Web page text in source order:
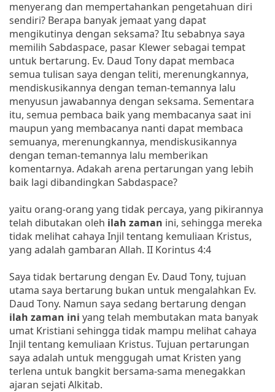
menyerang dan mempertahankan pengetahuan diri
sendiri? Berapa banyak jemaat yang dapat
mengikutinya dengan seksama? Itu sebabnya saya
memilih Sabdaspace, pasar Klewer sebagai tempat
untuk bertarung. Ev. Daud Tony dapat membaca
semua tulisan saya dengan teliti, merenungkannya,
mendiskusikannya dengan teman-temannya lalu
menyusun jawabannya dengan seksama. Sementara
itu, semua pembaca baik yang membacanya saat ini
maupun yang membacanya nanti dapat membaca
semuanya, merenungkannya, mendiskusikannya
dengan teman-temannya lalu memberikan
komentarnya. Adakah arena pertarungan yang lebih
baik lagi dibandingkan Sabdaspace?
yaitu orang-orang yang tidak percaya, yang pikirannya
telah dibutakan oleh ilah zaman ini, sehingga mereka
tidak melihat cahaya Injil tentang kemuliaan Kristus,
yang adalah gambaran Allah. II Korintus 4:4
Saya tidak bertarung dengan Ev. Daud Tony, tujuan
utama saya bertarung bukan untuk mengalahkan Ev.
Daud Tony. Namun saya sedang bertarung dengan
ilah zaman ini yang telah membutakan mata banyak
umat Kristiani sehingga tidak mampu melihat cahaya
Injil tentang kemuliaan Kristus. Tujuan pertarungan
saya adalah untuk menggugah umat Kristen yang
terlena untuk bangkit bersama-sama menegakkan
ajaran sejati Alkitab.